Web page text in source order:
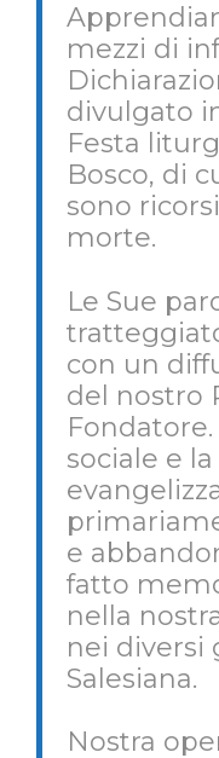
mezzi di
divulgato
Festa
Bosco, di
sono
morte.
Le Sue
con un
del nostro
sociale e
e
fatto
nella
nei diversi
Salesiana.
Nostra